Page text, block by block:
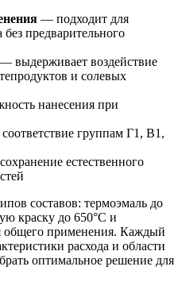
— подходит для
предварительного
— выдерживает воздействие
и солевых
нанесения при
группам Г1, В1,
естественного
составов: термоэмаль до
краску до 650°C и
общего применения. Каждый
расхода и области
оптимальное решение для